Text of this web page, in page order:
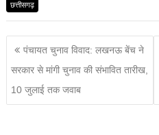
छत्तीसगढ़
पंचायत चुनाव विवाद: लखनऊ बेंच ने
सरकार से मांगी चुनाव की संभावित तारीख,
10 जुलाई तक जवाब